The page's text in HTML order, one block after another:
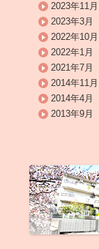
2023年11月
2023年3月
2022年10月
2022年1月
2021年7月
2014年11月
2014年4月
2013年9月